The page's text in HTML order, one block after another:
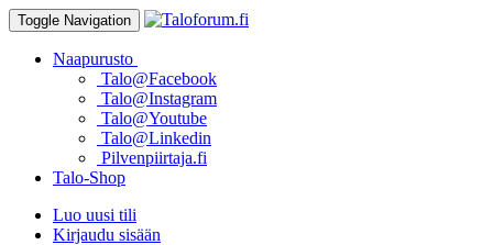
Toggle Navigation
Naapurusto
Talo@Facebook
Talo@Instagram
Talo@Youtube
Talo@Linkedin
Pilvenpiirtaja.fi
Talo-Shop
Luo uusi tili
Kirjaudu sisään